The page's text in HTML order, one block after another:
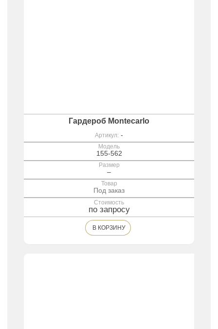
Гардероб Montecarlo
Артикул: -
Модель
155-562
Размер
–
Товар
Под заказ
Стоимость
по запросу
В КОРЗИНУ